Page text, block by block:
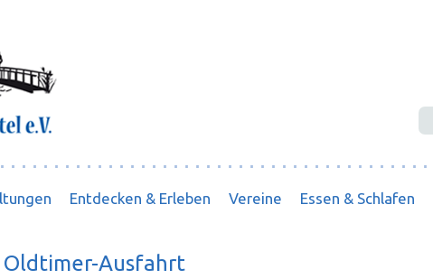
Entdecken & Erleben Vereine Essen & Schlafen
Oldtimer-Ausfahrt